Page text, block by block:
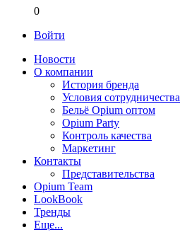
0
Войти
Новости
О компании
История бренда
Условия сотрудничества
Бельё Opium оптом
Opium Party
Контроль качества
Маркетинг
Контакты
Представительства
Opium Team
LookBook
Тренды
Еще...